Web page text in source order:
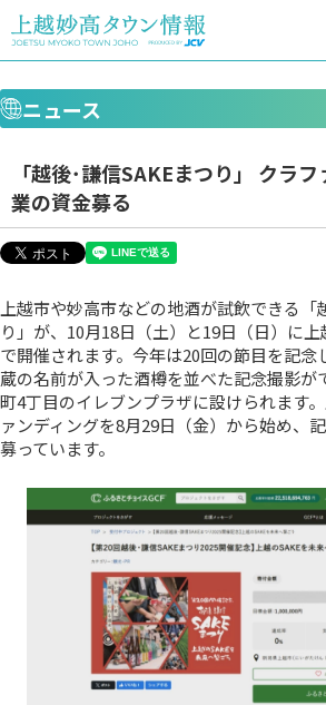
ニュース
「越後･謙信SAKEまつり」 クラ
業の資金募る
上越市や妙高市などの地酒が試飲できる「
り」が、10月18日（土）と19日（日）に
で開催されます。今年は20回の節目を記念
蔵の名前が入った酒樽を並べた記念撮影が
町4丁目のイレブンプラザに設けられます
ァンディングを8月29日（金）から始め、
募っています。